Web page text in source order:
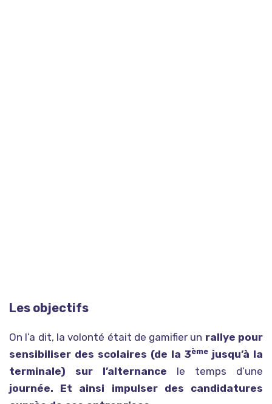
Les objectifs
On l’a dit, la volonté était de gamifier un rallye pour
sensibiliser des scolaires (de la 3ème jusqu’à la
terminale) sur l’alternance le temps d’une
journée. Et ainsi impulser des candidatures